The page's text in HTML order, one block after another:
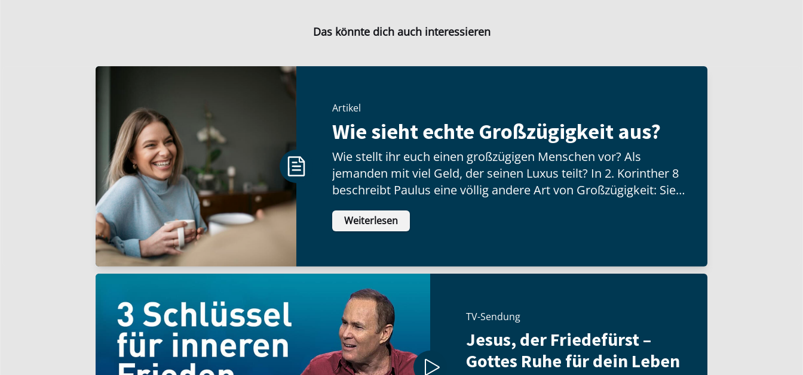
Das könnte dich auch interessieren
Artikel
Wie sieht echte Großzügigkeit aus?
Wie stellt ihr euch einen großzügigen Menschen vor? Als
jemanden mit viel Geld, der seinen Luxus teilt? In 2. Korinther 8
beschreibt Paulus eine völlig andere Art von Großzügigkeit: Sie
hat wenig zu tun mit dem, was jemand besitzt, sondern mit der
inneren Haltung:
Weiterlesen
TV-Sendung
Jesus, der Friedefürst –
Gottes Ruhe für dein Leben